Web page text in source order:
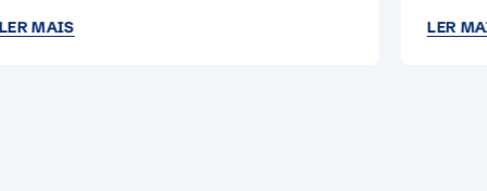
LER MAIS